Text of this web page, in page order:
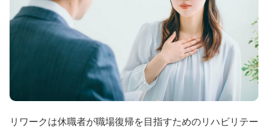
リワークは休職者が職場復帰を目指すためのリハビリテー